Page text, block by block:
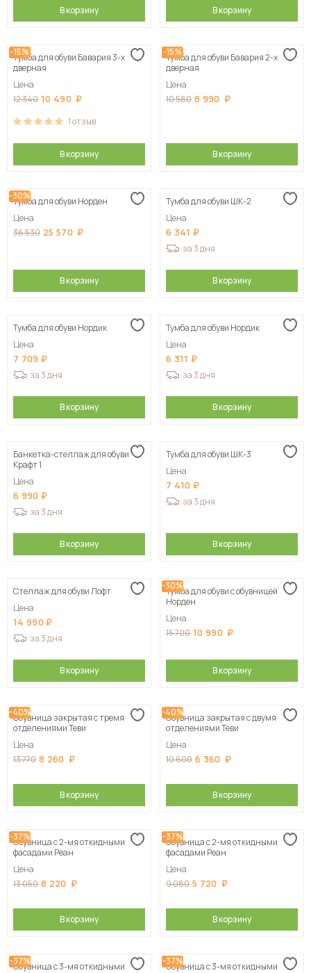
В корзину В корзину
-15%
Тумба для обуви Бавария 3-х
дверная
Цена
12 340 10 490
1отзыв
В корзину
-15%
Тумба для обуви Бавария 2-х
дверная
Цена
10 580 8 990
В корзину
-30%
Тумба для обуви Норден
Цена
36 530 25 570
В корзину
Тумба для обуви ШК-2
Цена
6 341
за 3 дня
В корзину
Тумба для обуви Нордик
Цена
7 709
за 3 дня
В корзину
Тумба для обуви Нордик
Цена
6 311
за 3 дня
В корзину
Банкетка-стеллаж для обуви
Крафт 1
Цена
6 990
за 3 дня
В корзину
Тумба для обуви ШК-3
Цена
7 410
за 3 дня
В корзину
Стеллаж для обуви Лофт
Цена
14 990
за 3 дня
В корзину
-30%
Тумба для обуви с обувницей
Норден
Цена
15 700 10 990
В корзину
-40%
Обувница закрытая с тремя
отделениями Теви
Цена
13 770 8 260
В корзину
-40%
Обувница закрытая с двумя
отделениями Теви
Цена
10 600 6 360
В корзину
-37%
Обувница с 2-мя откидными
фасадами Реан
Цена
13 050 8 220
В корзину
-37%
Обувница с 2-мя откидными
фасадами Реан
Цена
9 080 5 720
В корзину
-37%
Обувница с 3-мя откидными
-37%
Обувница с 3-мя откидными